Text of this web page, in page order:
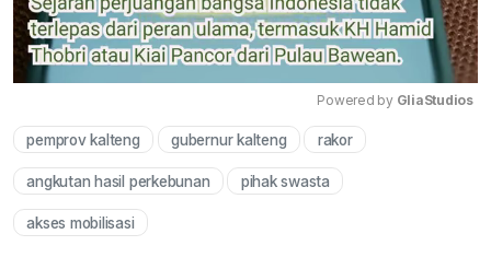
Powered by GliaStudios
pemprov kalteng gubernur kalteng rakor
angkutan hasil perkebunan pihak swasta
akses mobilisasi